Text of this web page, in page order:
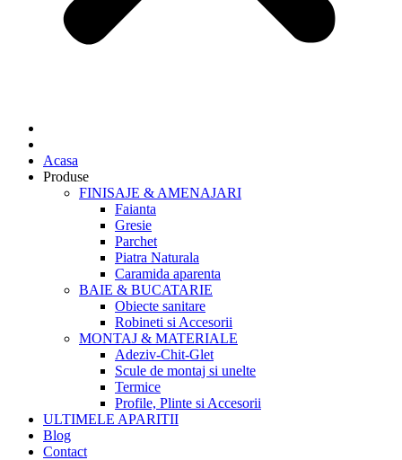
Acasa
Produse
FINISAJE & AMENAJARI
Faianta
Gresie
Parchet
Piatra Naturala
Caramida aparenta
BAIE & BUCATARIE
Obiecte sanitare
Robineti si Accesorii
MONTAJ & MATERIALE
Adeziv-Chit-Glet
Scule de montaj si unelte
Termice
Profile, Plinte si Accesorii
ULTIMELE APARITII
Blog
Contact